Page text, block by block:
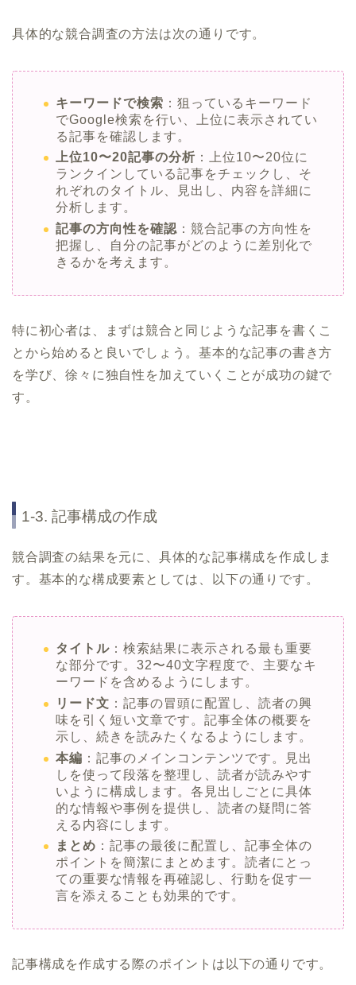
具体的な競合調査の方法は次の通りです。
キーワードで検索 ：狙っているキーワード
でGoogle検索を行い、上位に表示されてい
る記事を確認します。
上位10〜20記事の分析 ：上位10〜20位に
ランクインしている記事をチェックし、そ
れぞれのタイトル、見出し、内容を詳細に
分析します。
記事の方向性を確認 ：競合記事の方向性を
把握し、自分の記事がどのように差別化で
きるかを考えます。
特に初心者は、まずは競合と同じような記事を書くこ
とから始めると良いでしょう。基本的な記事の書き方
を学び、徐々に独自性を加えていくことが成功の鍵で
す。
1-3. 記事構成の作成
競合調査の結果を元に、具体的な記事構成を作成しま
す。基本的な構成要素としては、以下の通りです。
タイトル ：検索結果に表示される最も重要
な部分です。32〜40文字程度で、主要なキ
ーワードを含めるようにします。
リード文 ：記事の冒頭に配置し、読者の興
味を引く短い文章です。記事全体の概要を
示し、続きを読みたくなるようにします。
本編 ：記事のメインコンテンツです。見出
しを使って段落を整理し、読者が読みやす
いように構成します。各見出しごとに具体
的な情報や事例を提供し、読者の疑問に答
える内容にします。
まとめ ：記事の最後に配置し、記事全体の
ポイントを簡潔にまとめます。読者にとっ
ての重要な情報を再確認し、行動を促す一
言を添えることも効果的です。
記事構成を作成する際のポイントは以下の通りです。